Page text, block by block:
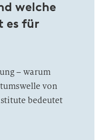
welche
es für
– warum
von
bedeutet